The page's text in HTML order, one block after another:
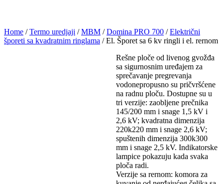
Home /Termo uredjaji /MBM /Domina PRO 700 /Električni
šporeti sa kvadratnim ringlama / El. Šporet sa 6 kv ringli i el. rernom
Rešne ploče od livenog gvožđa
sa sigurnosnim uređajem za
sprečavanje pregrevanja
vodonepropusno su pričvršćene
na radnu ploču. Dostupne su u
tri verzije: zaobljene prečnika
145/200 mm i snage 1,5 kV i
2,6 kV; kvadratna dimenzija
220k220 mm i snage 2,6 kV;
spuštenih dimenzija 300k300
mm i snage 2,5 kV. Indikatorske
lampice pokazuju kada svaka
ploča radi.
Verzije sa rernom: komora za